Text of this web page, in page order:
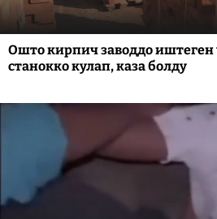
Ошто кирпич заводдо иштеген
станокко кулап, каза болду